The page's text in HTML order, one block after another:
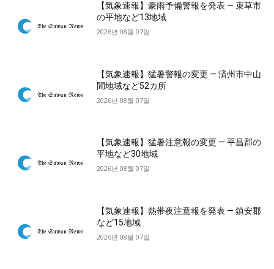
【気象速報】豪雨予備警報を発表 — 束草市
の平地など13地域
2026년 08월 07일
【気象速報】猛暑警報の変更 — 済州市中山
間地域など52カ所
2026년 08월 07일
【気象速報】猛暑注意報の変更 — 平昌郡の
平地など30地域
2026년 08월 07일
【気象速報】熱帯夜注意報を発表 — 鎮安郡
など15地域
2026년 08월 07일